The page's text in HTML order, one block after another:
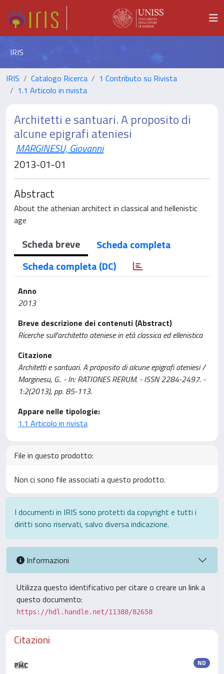
IRIS
IRIS Catalogo Ricerca
1 Contributo su Rivista
1.1 Articolo in rivista
Architetti e santuari. A proposito di
alcune epigrafi ateniesi
MARGINESU, Giovanni
2013-01-01
Abstract
About the athenian architect in classical and hellenistic
age
Scheda breve
Scheda completa
Scheda completa (DC)
Anno
2013
Breve descrizione dei contenuti (Abstract)
Ricerche sull'architetto ateniese in età classica ed ellenistica
Citazione
Architetti e santuari. A proposito di alcune epigrafi ateniesi /
Marginesu, G.. - In: RATIONES RERUM. - ISSN 2284-2497. -
1:2(2013), pp. 85-113.
Appare nelle tipologie:
1.1 Articolo in rivista
File in questo prodotto:
Non ci sono file associati a questo prodotto.
I documenti in IRIS sono protetti da copyright e tutti i
diritti sono riservati, salvo diversa indicazione.
Informazioni
Utilizza questo identificativo per citare o creare un link a
questo documento:
https://hdl.handle.net/11388/82658
Citazioni
ND